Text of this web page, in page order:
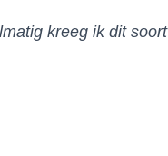
kreeg ik dit soort